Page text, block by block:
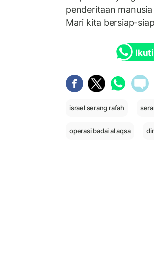
penderitaan
Mari kita bersiap-
israel serang rafah
operasi badai al aqsa